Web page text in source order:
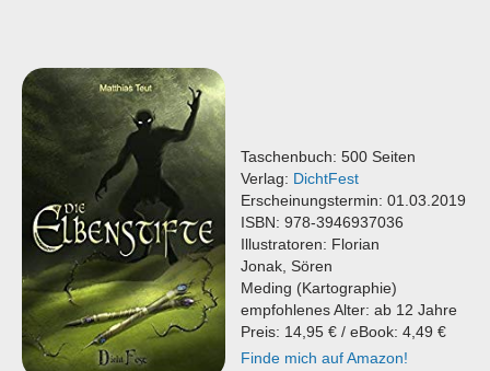
Taschenbuch: 500 Seiten
Verlag: DichtFest
Erscheinungstermin: 01.03.2019
ISBN: 978-3946937036
Illustratoren: Florian
Jonak, Sören
Meding (Kartographie)
empfohlenes Alter: ab 12 Jahre
Preis: 14,95 € / eBook: 4,49 €
Finde mich auf Amazon!